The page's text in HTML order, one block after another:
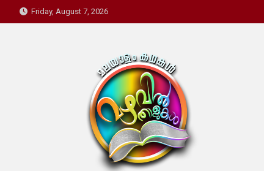
to
Friday, August 7, 2026